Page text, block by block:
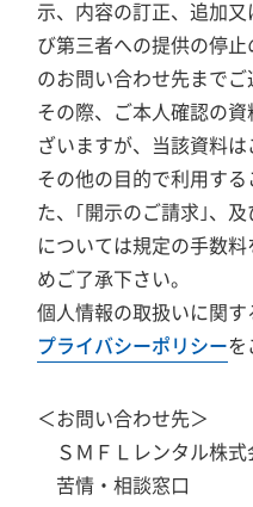
示、内容の訂正、追加
び第三者への提供の停
のお問い合わせ先までご
その際、ご本人確認の
ざいますが、当該資料は
その他の目的で利用す
た、｢開示のご請求｣、
については規定の手数
めご了承下さい。
個人情報の取扱いに関す
プライバシーポリシーを
＜お問い合わせ先＞
ＳＭＦＬレンタル株式
苦情・相談窓口